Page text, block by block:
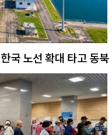
국 노선 확대 타고 동북